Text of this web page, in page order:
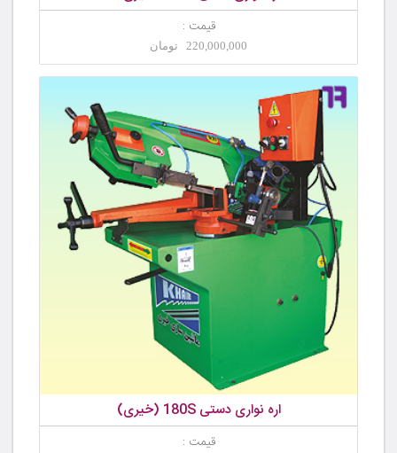
قیمت :
220,000,000 تومان
اره نواری دستی 180S (خیری)
قیمت :